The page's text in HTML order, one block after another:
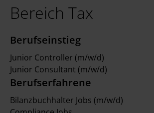
Bereich Tax
Berufserfahrene
Bilanzbuchhalter Jobs (m/w/d)
Berufseinstieg
Junior Controller (m/w/d)
Junior Consultant (m/w/d)